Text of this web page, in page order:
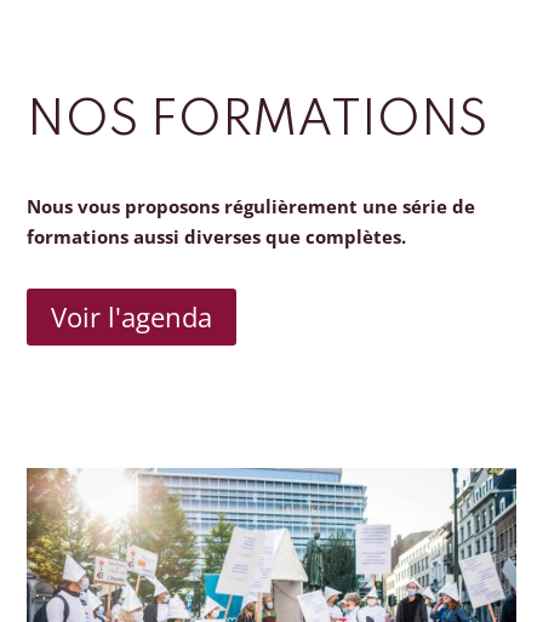
NOS FORMATIONS
Nous vous proposons régulièrement une série de
formations aussi diverses que complètes.
Voir l'agenda